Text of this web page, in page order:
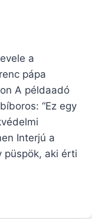
a
pápa
A példaadó
“Ez egy
Interjú a
püspök, aki érti